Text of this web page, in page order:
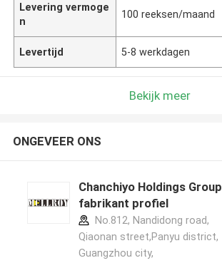
Levering vermoge
n
100 reeksen/maand
Levertijd 5-8 werkdagen
Bekijk meer
ONGEVEER ONS
Chanchiyo Holdings Group
fabrikant profiel
No.812, Nandidong road,
Qiaonan street,Panyu district,
Guangzhou city,